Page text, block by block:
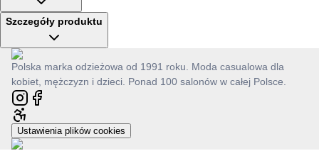
Szczegóły produktu
Polska marka odzieżowa od 1991 roku. Moda casualowa dla
kobiet, mężczyzn i dzieci. Ponad 100 salonów w całej Polsce.
Ustawienia plików cookies